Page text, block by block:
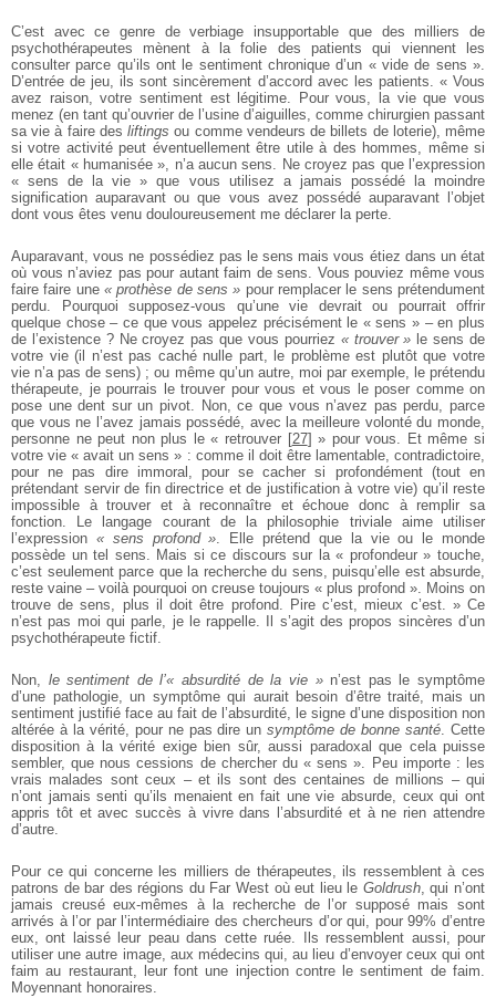
C’est avec ce genre de verbiage insupportable que des milliers de
psychothérapeutes mènent à la folie des patients qui viennent les
consulter parce qu’ils ont le sentiment chronique d’un « vide de sens ».
D’entrée de jeu, ils sont sincèrement d’accord avec les patients. « Vous
avez raison, votre sentiment est légitime. Pour vous, la vie que vous
menez (en tant qu’ouvrier de l’usine d’aiguilles, comme chirurgien passant
sa vie à faire desliftings ou comme vendeurs de billets de loterie), même
si votre activité peut éventuellement être utile à des hommes, même si
elle était « humanisée », n’a aucun sens. Ne croyez pas que l’expression
« sens de la vie » que vous utilisez a jamais possédé la moindre
signification auparavant ou que vous avez possédé auparavant l’objet
dont vous êtes venu douloureusement me déclarer la perte.
Auparavant, vous ne possédiez pas le sens mais vous étiez dans un état
où vous n’aviez pas pour autant faim de sens. Vous pouviez même vous
faire faire une « prothèse de sens » pour remplacer le sens prétendument
perdu. Pourquoi supposez-vous qu’une vie devrait ou pourrait offrir
quelque chose – ce que vous appelez précisément le « sens » – en plus
de l’existence ? Ne croyez pas que vous pourriez « trouver » le sens de
votre vie (il n’est pas caché nulle part, le problème est plutôt que votre
vie n’a pas de sens) ; ou même qu’un autre, moi par exemple, le prétendu
thérapeute, je pourrais le trouver pour vous et vous le poser comme on
pose une dent sur un pivot. Non, ce que vous n’avez pas perdu, parce
que vous ne l’avez jamais possédé, avec la meilleure volonté du monde,
personne ne peut non plus le « retrouver [27] » pour vous. Et même si
votre vie « avait un sens » : comme il doit être lamentable, contradictoire,
pour ne pas dire immoral, pour se cacher si profondément (tout en
prétendant servir de fin directrice et de justification à votre vie) qu’il reste
impossible à trouver et à reconnaître et échoue donc à remplir sa
fonction. Le langage courant de la philosophie triviale aime utiliser
l’expression « sens profond ». Elle prétend que la vie ou le monde
possède un tel sens. Mais si ce discours sur la « profondeur » touche,
c’est seulement parce que la recherche du sens, puisqu’elle est absurde,
reste vaine – voilà pourquoi on creuse toujours « plus profond ». Moins on
trouve de sens, plus il doit être profond. Pire c’est, mieux c’est. » Ce
n’est pas moi qui parle, je le rappelle. Il s’agit des propos sincères d’un
psychothérapeute fictif.
Non, le sentiment de l’« absurdité de la vie »n’est pas le symptôme
d’une pathologie, un symptôme qui aurait besoin d’être traité, mais un
sentiment justifié face au fait de l’absurdité, le signe d’une disposition non
altérée à la vérité, pour ne pas dire unsymptôme de bonne santé. Cette
disposition à la vérité exige bien sûr, aussi paradoxal que cela puisse
sembler, que nous cessions de chercher du « sens ». Peu importe : les
vrais malades sont ceux – et ils sont des centaines de millions – qui
n’ont jamais senti qu’ils menaient en fait une vie absurde, ceux qui ont
appris tôt et avec succès à vivre dans l’absurdité et à ne rien attendre
d’autre.
Pour ce qui concerne les milliers de thérapeutes, ils ressemblent à ces
patrons de bar des régions du Far West où eut lieu le Goldrush, qui n’ont
jamais creusé eux-mêmes à la recherche de l’or supposé mais sont
arrivés à l’or par l’intermédiaire des chercheurs d’or qui, pour 99% d’entre
eux, ont laissé leur peau dans cette ruée. Ils ressemblent aussi, pour
utiliser une autre image, aux médecins qui, au lieu d’envoyer ceux qui ont
faim au restaurant, leur font une injection contre le sentiment de faim.
Moyennant honoraires.